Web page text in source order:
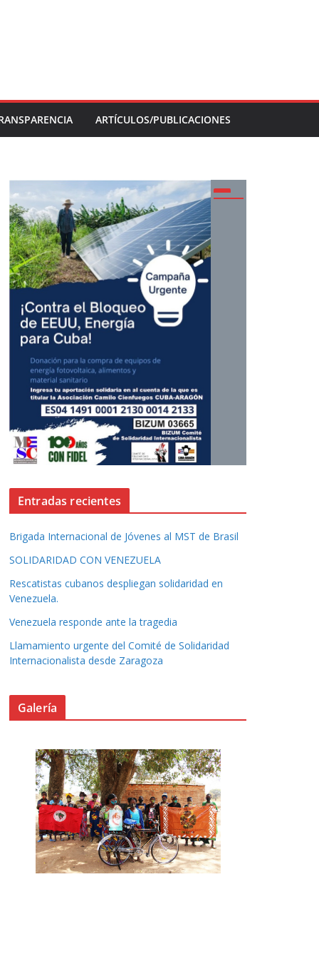
ARTÍCULOS/PUBLICACIONES
Entradas recientes
Brigada Internacional de Jóvenes al MST de Brasil
SOLIDARIDAD CON VENEZUELA
Rescatistas cubanos despliegan solidaridad en
Venezuela.
Venezuela responde ante la tragedia
Llamamiento urgente del Comité de Solidaridad
Internacionalista desde Zaragoza
Galería